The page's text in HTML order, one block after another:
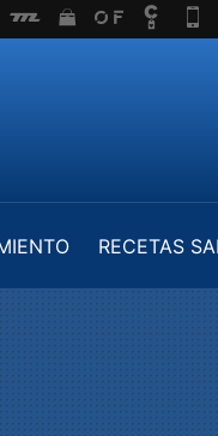
RECETAS